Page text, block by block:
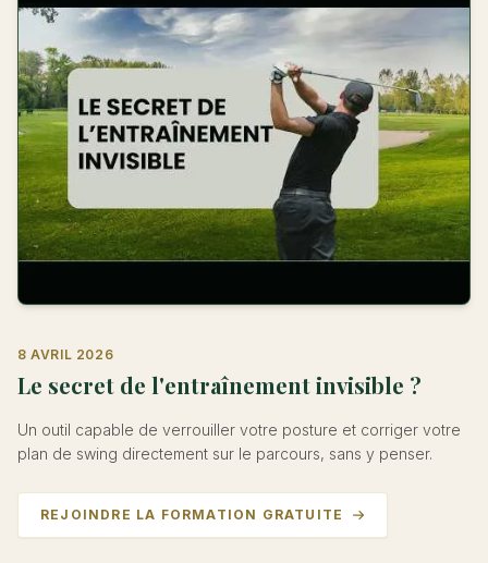
8 AVRIL 2026
Le secret de l'entraînement invisible ?
Un outil capable de verrouiller votre posture et corriger votre
plan de swing directement sur le parcours, sans y penser.
REJOINDRE LA FORMATION GRATUITE